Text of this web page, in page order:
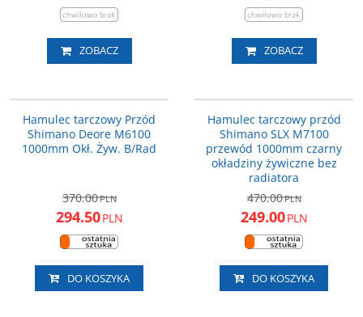
ZOBACZ ZOBACZ
DARMOWA DOSTAWA
Hamulec tarczowy Przód
Shimano Deore M6100
1000mm Okł. Żyw. B/Rad
370.00PLN
294.50PLN
DO KOSZYKA
DARMOWA DOSTAWA
Uwaga: Cena promocyjna
obowiązuje wyłącznie dla
zamówień złożonych drogą
elektroniczną.
Hamulec tarczowy przód
Shimano SLX M7100
przewód 1000mm czarny
okładziny żywiczne bez
radiatora
470.00PLN
249.00PLN
DO KOSZYKA